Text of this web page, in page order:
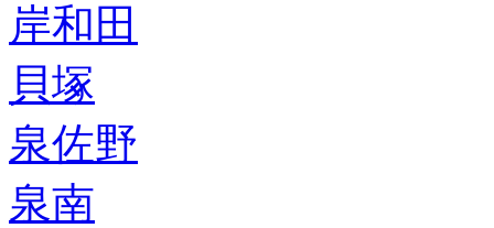
岸和田
貝塚
泉佐野
泉南